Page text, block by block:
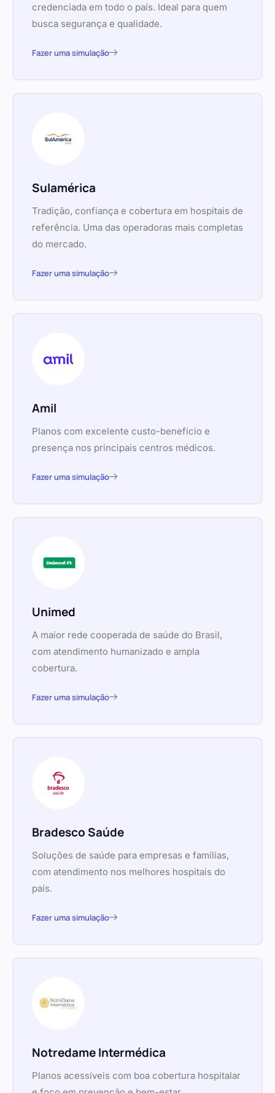
credenciada em todo o país. Ideal para quem
busca segurança e qualidade.
Fazer uma simulação
Sulamérica
Tradição, confiança e cobertura em hospitais de
referência. Uma das operadoras mais completas
do mercado.
Fazer uma simulação
Amil
Planos com excelente custo-benefício e
presença nos principais centros médicos.
Fazer uma simulação
Unimed
A maior rede cooperada de saúde do Brasil,
com atendimento humanizado e ampla
cobertura.
Fazer uma simulação
Bradesco Saúde
Soluções de saúde para empresas e famílias,
com atendimento nos melhores hospitais do
país.
Fazer uma simulação
Notredame Intermédica
Planos acessíveis com boa cobertura hospitalar